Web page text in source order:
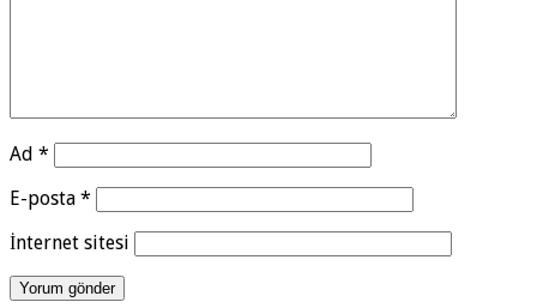
Ad *
E-posta *
İnternet sitesi